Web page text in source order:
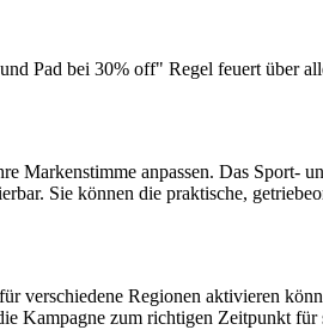
Pad bei 30% off" Regel feuert über
Markenstimme anpassen. Das Sport-
Sie können die praktische,
verschiedene Regionen aktivieren
Kampagne zum richtigen Zeitpunkt für